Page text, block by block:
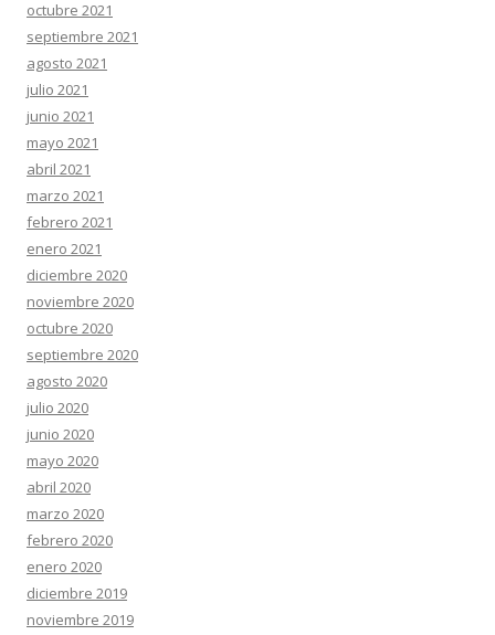
octubre 2021
septiembre 2021
agosto 2021
julio 2021
junio 2021
mayo 2021
abril 2021
marzo 2021
febrero 2021
enero 2021
diciembre 2020
noviembre 2020
octubre 2020
septiembre 2020
agosto 2020
julio 2020
junio 2020
mayo 2020
abril 2020
marzo 2020
febrero 2020
enero 2020
diciembre 2019
noviembre 2019